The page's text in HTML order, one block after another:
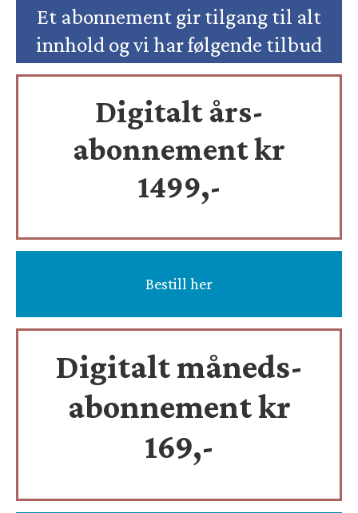
Et abonnement gir tilgang til alt
innhold og vi har følgende tilbud
Digitalt års-
abonnement kr
1499,-
Bestill her
Digitalt måneds-
abonnement kr
169,-